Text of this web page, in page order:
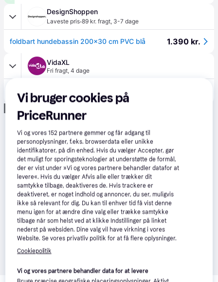
DesignShoppen
Laveste pris·89 kr. fragt, 3-7 dage
foldbart hundebassin 200x30 cm PVC blå 1.390 kr.
VidaXL
Fri fragt, 4 dage
vidaXL foldbart hundebassin 200x30 cm PVC blå
Eller 3 betalinger af 480 kr.
Annonce
Vi bruger cookies på
PriceRunner
Vi og vores152 partnere gemmer og får adgang til
personoplysninger, f.eks. browserdata eller unikke
identifikatorer, på din enhed. Hvis du vælger Accepter, gør
det muligt for sporingsteknologier at understøtte de formål,
der er vist under »Vi og vores partnere behandler datafor at
levere«. Hvis du vælger Afvis alle eller trækker dit
samtykke tilbage, deaktiveres de. Hvis trackere er
deaktiveret, er noget indhold og annoncer, du ser, muligvis
ikke så relevant for dig. Du kan til enhver tid få vist denne
menu igen for at ændre dine valg eller trække samtykke
tilbage når som helst ved at klikke Indstillinger på linket
nederst på websiden. Dine valg vil have virkning i vores
Website. Se vores privatliv politik for at få flere oplysninger.
Cookiepolitik
Vi og vores partnere behandler data for at levere